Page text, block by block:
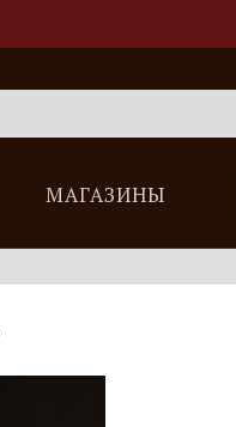
МАГАЗИНЫ